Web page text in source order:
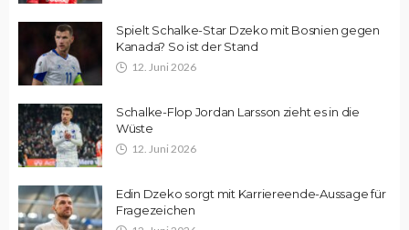
Spielt Schalke-Star Dzeko mit Bosnien gegen
Kanada? So ist der Stand
12. Juni 2026
Schalke-Flop Jordan Larsson zieht es in die
Wüste
12. Juni 2026
Edin Dzeko sorgt mit Karriereende-Aussage für
Fragezeichen